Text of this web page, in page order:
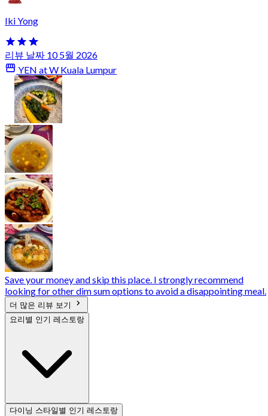
Iki Yong
리뷰 날짜 10 5월 2026
YEN at W Kuala Lumpur
Save your money and skip this place. I strongly recommend
looking for other dim sum options to avoid a disappointing meal.
더 많은 리뷰 보기
요리별 인기 레스토랑
다이닝 스타일별 인기 레스토랑